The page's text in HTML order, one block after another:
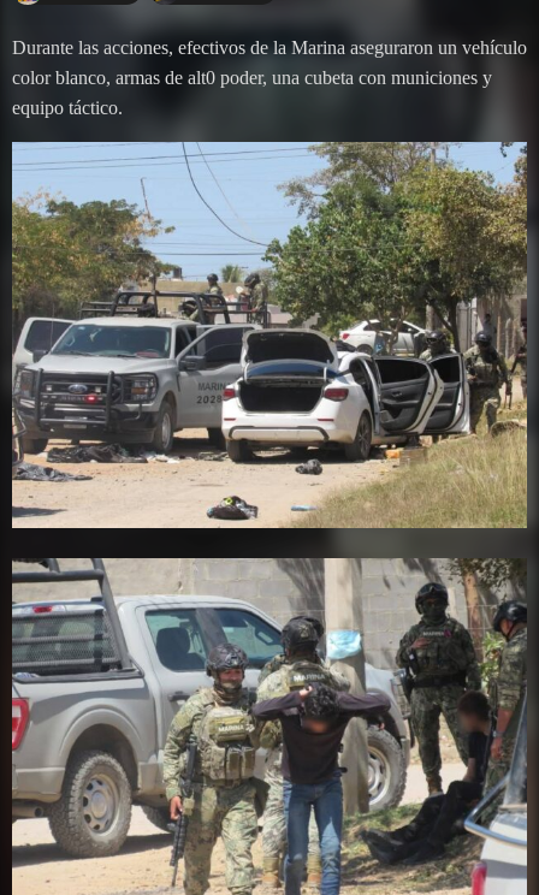
Durante las acciones, efectivos de la Marina aseguraron un vehículo
color blanco, armas de alt0 poder, una cubeta con municiones y
equipo táctico.